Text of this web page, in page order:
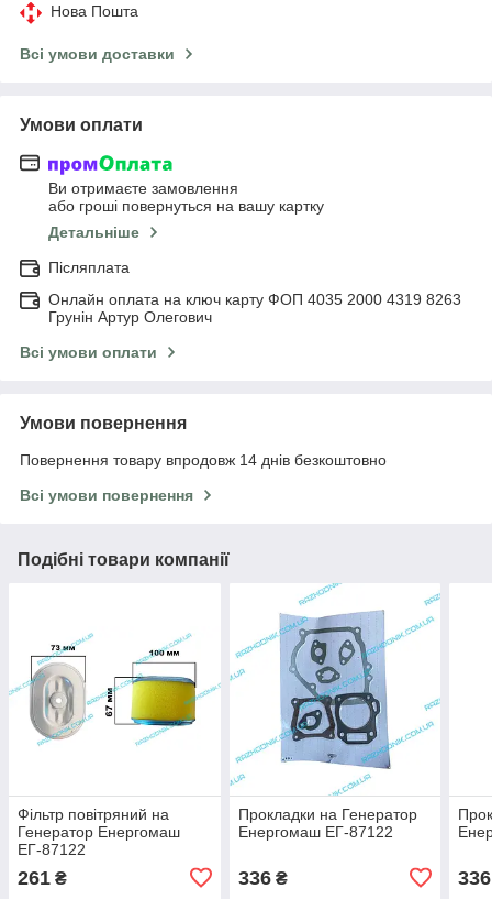
Нова Пошта
Всі умови доставки
Умови оплати
Ви отримаєте замовлення
або гроші повернуться на вашу картку
Детальніше
Післяплата
Онлайн оплата на ключ карту ФОП 4035 2000 4319 8263
Грунін Артур Олегович
Всі умови оплати
Умови повернення
Повернення товару впродовж 14 днів безкоштовно
Всі умови повернення
Подібні товари компанії
Фільтр повітряний на
Генератор Енергомаш
ЕГ-87122
261 ₴
Прокладки на Генератор
Енергомаш ЕГ-87122
336₴ 336